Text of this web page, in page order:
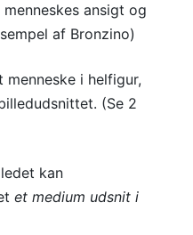
ansigt og
af Bronzino)
menneske i helfigur,
(Se 2
kan
et medium udsnit i